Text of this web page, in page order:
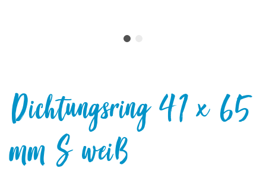
Dichtungsring 41 x 65
mm S weiß